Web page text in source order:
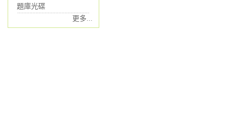
題庫光碟
更多...